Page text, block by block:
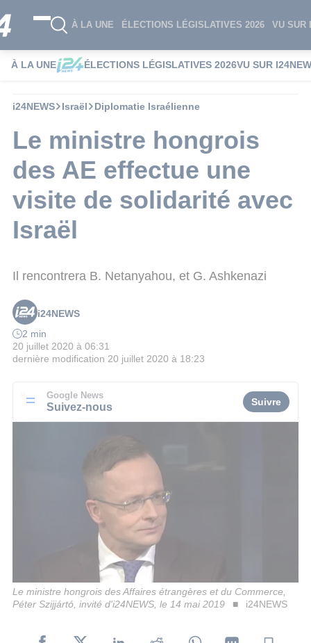
À LA UNE ÉLECTIONS LÉGISLATIVES 2026 VU SUR
À LA UNE ÉLECTIONS LÉGISLATIVES 2026VU SUR
i24NEWS Israël Diplomatie Israélienne
Le ministre hongrois
des AE effectue une
visite de solidarité avec
Israël
Il rencontrera B. Netanyahou, et G. Ashkenazi
i24NEWS
2 min
20 juillet 2020 à 06:31
dernière modification 20 juillet 2020 à 18:23
Google News
Suivez-nous Suivre
Le ministre hongrois des Affaires étrangères et du Commerce,
Péter Szijjártó, invité d'i24NEWS, le 14 mai 2019
i24NEWS